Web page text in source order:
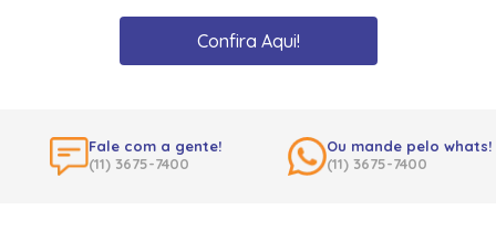
Confira Aqui!
Fale com a gente!
(11) 3675-7400
Ou mande pelo whats!
(11) 3675-7400